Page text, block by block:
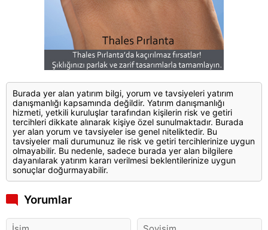
Burada yer alan yatırım bilgi, yorum ve tavsiyeleri yatırım
danışmanlığı kapsamında değildir. Yatırım danışmanlığı
hizmeti, yetkili kuruluşlar tarafından kişilerin risk ve getiri
tercihleri dikkate alınarak kişiye özel sunulmaktadır. Burada
yer alan yorum ve tavsiyeler ise genel niteliktedir. Bu
tavsiyeler mali durumunuz ile risk ve getiri tercihlerinize uygun
olmayabilir. Bu nedenle, sadece burada yer alan bilgilere
dayanılarak yatırım kararı verilmesi beklentilerinize uygun
sonuçlar doğurmayabilir.
Yorumlar